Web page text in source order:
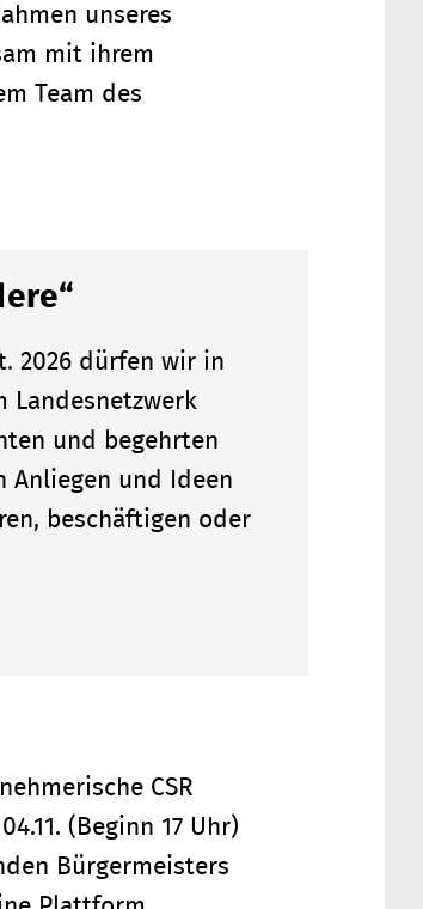
unseres
mit ihrem
Team des
2026 dürfen wir in
Landesnetzwerk
und begehrten
Anliegen und Ideen
beschäftigen oder
CSR
(Beginn 17 Uhr)
Bürgermeisters